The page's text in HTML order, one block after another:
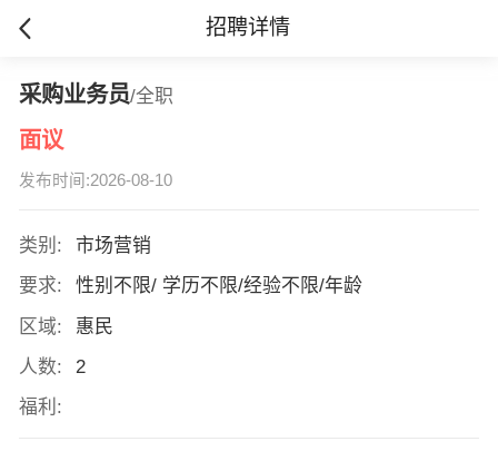
招聘详情
采购业务员/全职
面议
发布时间:2026-08-10
类别:
市场营销
要求:
性别不限/ 学历不限/经验不限/年龄
区域:
惠民
人数:
2
福利: